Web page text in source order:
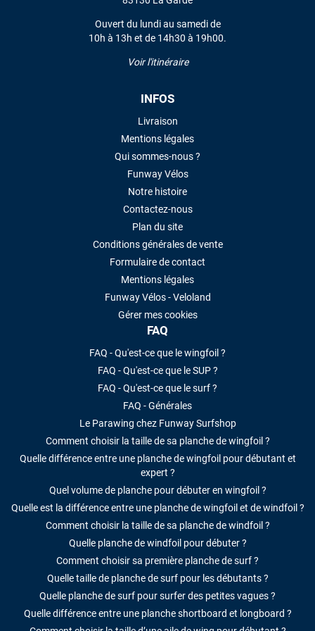
Ouvert du lundi au samedi de
10h à 13h et de 14h30 à 19h00.
Voir l'itinéraire
INFOS
Livraison
Mentions légales
Qui sommes-nous ?
Funway Vélos
Notre histoire
Contactez-nous
Plan du site
Conditions générales de vente
Formulaire de contact
Mentions légales
Funway Vélos - Veloland
Gérer mes cookies
FAQ
FAQ - Qu'est-ce que le wingfoil ?
FAQ - Qu'est-ce que le SUP ?
FAQ - Qu'est-ce que le surf ?
FAQ - Générales
Le Parawing chez Funway Surfshop
Comment choisir la taille de sa planche de wingfoil ?
Quelle différence entre une planche de wingfoil pour débutant et
expert ?
Quel volume de planche pour débuter en wingfoil ?
Quelle est la différence entre une planche de wingfoil et de windfoil ?
Comment choisir la taille de sa planche de windfoil ?
Quelle planche de windfoil pour débuter ?
Comment choisir sa première planche de surf ?
Quelle taille de planche de surf pour les débutants ?
Quelle planche de surf pour surfer des petites vagues ?
Quelle différence entre une planche shortboard et longboard ?
VOIR TOUS LES AVIS
LAISSER UN AVIS